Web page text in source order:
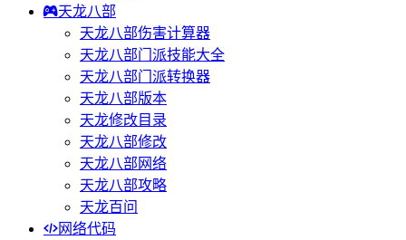
天龙八部
天龙八部伤害计算器
天龙八部门派技能大全
天龙八部门派转换器
天龙八部版本
天龙修改目录
天龙八部修改
天龙八部网络
天龙八部攻略
天龙百问
网络代码